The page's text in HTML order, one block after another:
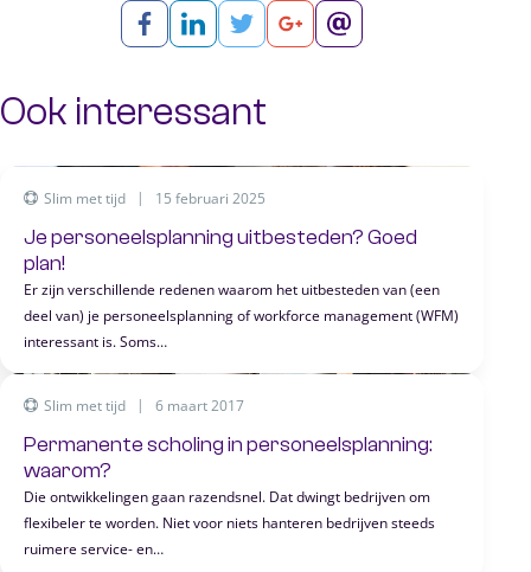
Ook interessant
Slim met tijd 15 februari 2025
Je personeelsplanning uitbesteden? Goed
plan!
Er zijn verschillende redenen waarom het uitbesteden van (een
deel van) je personeelsplanning of workforce management (WFM)
interessant is. Soms…
Slim met tijd 6 maart 2017
Permanente scholing in personeelsplanning:
waarom?
Die ontwikkelingen gaan razendsnel. Dat dwingt bedrijven om
flexibeler te worden. Niet voor niets hanteren bedrijven steeds
ruimere service- en…